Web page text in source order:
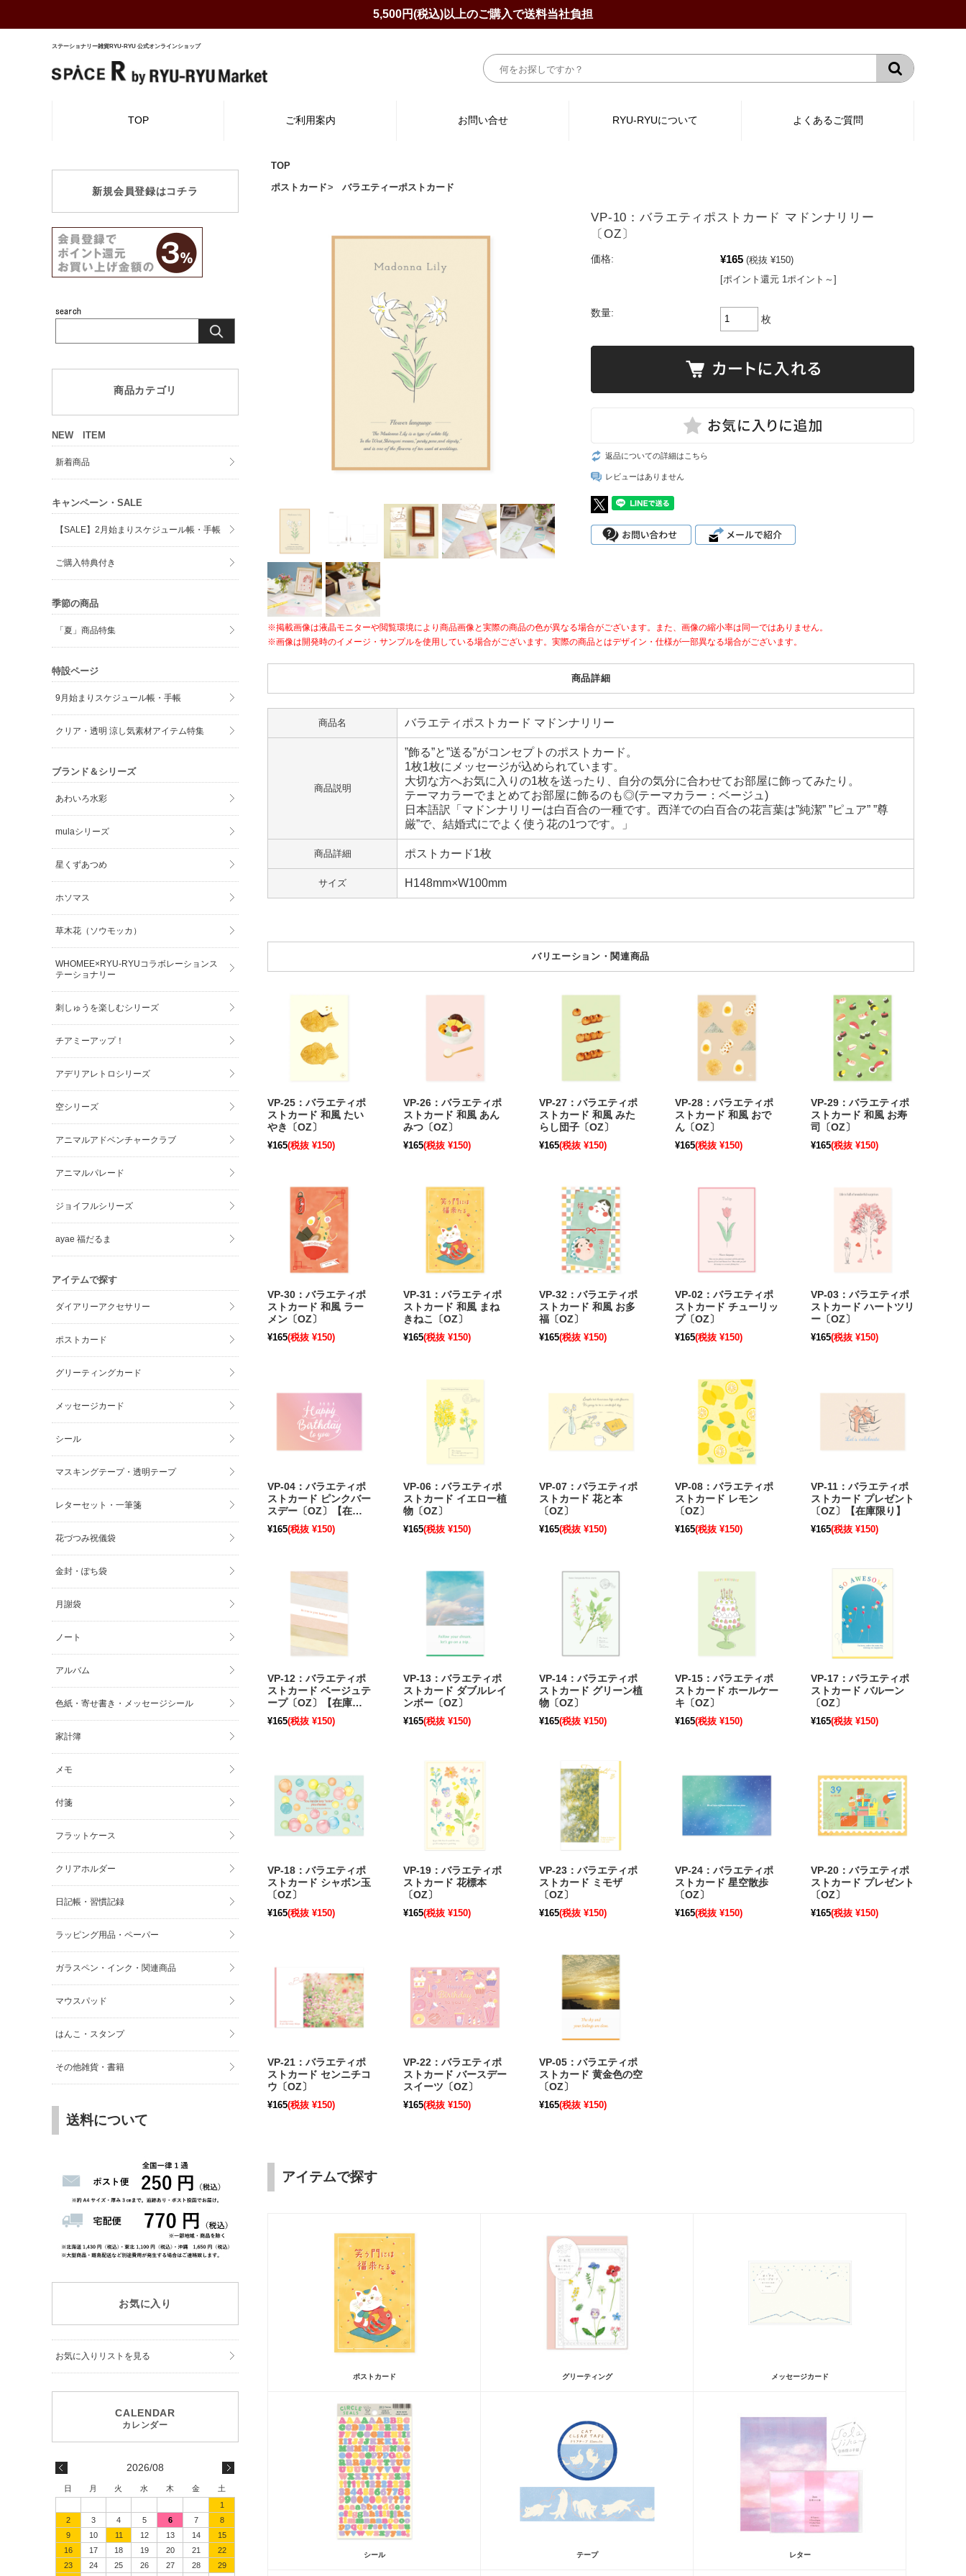
5,500円(税込)以上のご購入で送料当社負担
ステーショナリー雑貨RYU-RYU 公式オンラインショップ
TOP ご利用案内 お問い合せ RYU-RYUについて よくあるご質問
TOP
ポストカード
バラエティーポストカード
VP-10：バラエティポストカード マドンナリリー
〔OZ〕
価格: ¥165 (税抜 ¥150)
[ポイント還元 1ポイント～]
数量:
枚
返品についての詳細はこちら
レビューはありません
※掲載画像は液晶モニターや閲覧環境により商品画像と実際の商品の色が異なる場合がございます。また、画像の縮小率は同一ではありません。
※画像は開発時のイメージ・サンプルを使用している場合がございます。実際の商品とはデザイン・仕様が一部異なる場合がございます。
商品詳細
商品名 バラエティポストカード マドンナリリー
商品説明
”飾る”と”送る”がコンセプトのポストカード。
1枚1枚にメッセージが込められています。
大切な方へお気に入りの1枚を送ったり、自分の気分に合わせてお部屋に飾ってみたり。
テーマカラーでまとめてお部屋に飾るのも◎(テーマカラー：ベージュ)
日本語訳「マドンナリリーは白百合の一種です。西洋での白百合の花言葉は”純潔” ”ピュア” ”尊
厳”で、結婚式にでよく使う花の1つです。」
商品詳細 ポストカード1枚
サイズ H148mm×W100mm
バリエーション・関連商品
VP-25：バラエティポ
ストカード 和風 たい
やき〔OZ〕
¥165(税抜 ¥150)
VP-26：バラエティポ
ストカード 和風 あん
みつ〔OZ〕
¥165(税抜 ¥150)
VP-27：バラエティポ
ストカード 和風 みた
らし団子〔OZ〕
¥165(税抜 ¥150)
VP-28：バラエティポ
ストカード 和風 おで
ん〔OZ〕
¥165(税抜 ¥150)
VP-29：バラエティポ
ストカード 和風 お寿
司〔OZ〕
¥165(税抜 ¥150)
VP-30：バラエティポ
ストカード 和風 ラー
メン〔OZ〕
¥165(税抜 ¥150)
VP-31：バラエティポ
ストカード 和風 まね
きねこ〔OZ〕
¥165(税抜 ¥150)
VP-32：バラエティポ
ストカード 和風 お多
福〔OZ〕
¥165(税抜 ¥150)
VP-02：バラエティポ
ストカード チューリッ
プ〔OZ〕
¥165(税抜 ¥150)
VP-03：バラエティポ
ストカード ハートツリ
ー〔OZ〕
¥165(税抜 ¥150)
VP-04：バラエティポ
ストカード ピンクバー
スデー〔OZ〕【在庫
限り】
¥165(税抜 ¥150)
VP-06：バラエティポ
ストカード イエロー植
物〔OZ〕
¥165(税抜 ¥150)
VP-07：バラエティポ
ストカード 花と本
〔OZ〕
¥165(税抜 ¥150)
VP-08：バラエティポ
ストカード レモン
〔OZ〕
¥165(税抜 ¥150)
VP-11：バラエティポ
ストカード プレゼント
〔OZ〕【在庫限り】
¥165(税抜 ¥150)
VP-12：バラエティポ
ストカード ベージュテ
ープ〔OZ〕【在庫限
り】
¥165(税抜 ¥150)
VP-13：バラエティポ
ストカード ダブルレイ
ンボー〔OZ〕
¥165(税抜 ¥150)
VP-14：バラエティポ
ストカード グリーン植
物〔OZ〕
¥165(税抜 ¥150)
VP-15：バラエティポ
ストカード ホールケー
キ〔OZ〕
¥165(税抜 ¥150)
VP-17：バラエティポ
ストカード バルーン
〔OZ〕
¥165(税抜 ¥150)
VP-18：バラエティポ
ストカード シャボン玉
〔OZ〕
¥165(税抜 ¥150)
VP-19：バラエティポ
ストカード 花標本
〔OZ〕
¥165(税抜 ¥150)
VP-23：バラエティポ
ストカード ミモザ
〔OZ〕
¥165(税抜 ¥150)
VP-24：バラエティポ
ストカード 星空散歩
〔OZ〕
¥165(税抜 ¥150)
VP-20：バラエティポ
ストカード プレゼント
〔OZ〕
¥165(税抜 ¥150)
VP-21：バラエティポ
ストカード センニチコ
ウ〔OZ〕
¥165(税抜 ¥150)
VP-22：バラエティポ
ストカード バースデー
スイーツ〔OZ〕
¥165(税抜 ¥150)
VP-05：バラエティポ
ストカード 黄金色の空
〔OZ〕
¥165(税抜 ¥150)
アイテムで探す
ポストカード グリーティング メッセージカード
シール テープ レター
新規会員登録はコチラ
商品カテゴリ
NEW ITEM
新着商品
キャンペーン・SALE
【SALE】2月始まりスケジュール帳・手帳
ご購入特典付き
季節の商品
「夏」商品特集
特設ページ
9月始まりスケジュール帳・手帳
クリア・透明 涼し気素材アイテム特集
ブランド＆シリーズ
あわいろ水彩
mulaシリーズ
星くずあつめ
ホソマス
草木花（ソウモッカ）
WHOMEE×RYU-RYUコラボレーションス
テーショナリー
刺しゅうを楽しむシリーズ
チアミーアップ！
アデリアレトロシリーズ
空シリーズ
アニマルアドベンチャークラブ
アニマルパレード
ジョイフルシリーズ
ayae 福だるま
アイテムで探す
ダイアリーアクセサリー
ポストカード
グリーティングカード
メッセージカード
シール
マスキングテープ・透明テープ
レターセット・一筆箋
花づつみ祝儀袋
金封・ぽち袋
月謝袋
ノート
アルバム
色紙・寄せ書き・メッセージシール
家計簿
メモ
付箋
フラットケース
クリアホルダー
日記帳・習慣記録
ラッピング用品・ペーパー
ガラスペン・インク・関連商品
マウスパッド
はんこ・スタンプ
その他雑貨・書籍
送料について
お気に入り
お気に入りリストを見る
2026/08
日 月 火 水 木 金
土
1
2
3 4 5 6 7
8
9
10 11 12 13 14
15
16
17 18 19 20 21
22
23
24 25 26 27 28
29